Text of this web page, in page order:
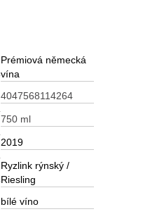
Prémiová německá
vína
4047568114264
750 ml
2019
Ryzlink rýnský /
Riesling
bílé víno